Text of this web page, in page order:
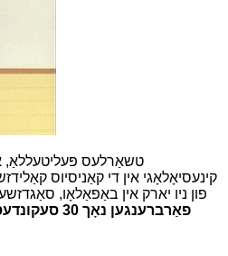
טשאַרלעס פּעליטעללאַ,
קינעסיאָלאָגי אין די קאַניסיוס
פון ניו יארק אין באַפאַלאָו,
פאַרברענגען